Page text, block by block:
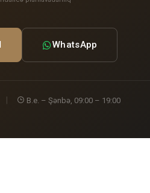
WhatsApp
B.e. – Şənbə, 09:00 – 19:00